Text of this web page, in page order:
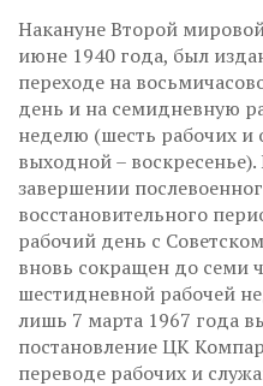
Накануне Второй
июне 1940 года, был
переходе на
день и на семидневную
неделю (шесть рабочих и
выходной –
завершении
восстановительного
рабочий день с
вновь сокращен до семи
шестидневной рабочей
лишь 7 марта 1967 года
постановление ЦК
переводе рабочих и